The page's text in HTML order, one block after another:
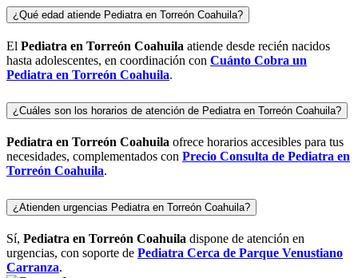
¿Qué edad atiende Pediatra en Torreón Coahuila?
El Pediatra en Torreón Coahuila atiende desde recién nacidos
hasta adolescentes, en coordinación con Cuánto Cobra un
Pediatra en Torreón Coahuila.
¿Cuáles son los horarios de atención de Pediatra en Torreón Coahuila?
Pediatra en Torreón Coahuila ofrece horarios accesibles para tus
necesidades, complementados con Precio Consulta de Pediatra en
Torreón Coahuila.
¿Atienden urgencias Pediatra en Torreón Coahuila?
Sí, Pediatra en Torreón Coahuila dispone de atención en
urgencias, con soporte de Pediatra Cerca de Parque Venustiano
Carranza.